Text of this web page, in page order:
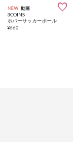
NEW 動画 
3COINS
ホバーサッカーボール
¥660